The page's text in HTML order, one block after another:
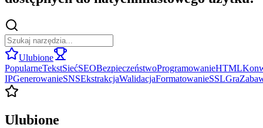
Ulubione
PopularneTekstSiećSEOBezpieczeństwoProgramowanieHTML
IPGenerowanieSNSEkstrakcjaWalidacjaFormatowanieSSLGra
Ulubione